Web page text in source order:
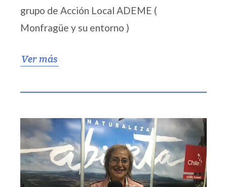
grupo de Acción Local ADEME (
Monfragüe y su entorno )
Ver más